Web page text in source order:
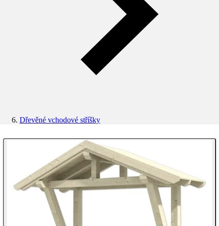
Dřevěné vchodové stříšky